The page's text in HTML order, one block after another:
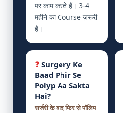
पर काम करते हैं। 3-4
महीने का Course ज़रूरी
है।
❓ Surgery Ke
Baad Phir Se
Polyp Aa Sakta
Hai?
सर्जरी के बाद फिर से पॉलिप